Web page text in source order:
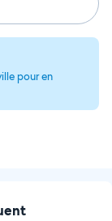
pour en